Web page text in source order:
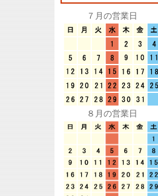
７月の営業日
８月の営業日